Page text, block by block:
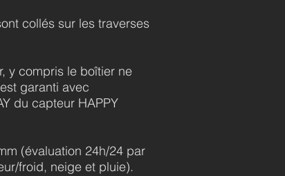
collés sur les traverses
y compris le boîtier ne
garanti avec
du capteur HAPPY
(évaluation 24h/24 par
froid, neige et pluie).